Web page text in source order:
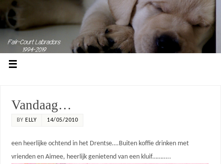
Vandaag…
BY ELLY 14/05/2010
een heerlijke ochtend in het Drentse….Buiten koffie drinken met
vrienden en Aimee, heerlijk genietend van een kluif………..